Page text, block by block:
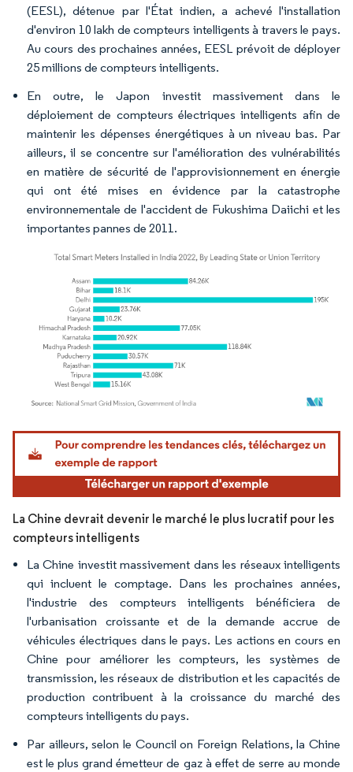
(EESL), détenue par l'État indien, a achevé l'installation
d'environ 10 lakh de compteurs intelligents à travers le pays.
Au cours des prochaines années, EESL prévoit de déployer
25 millions de compteurs intelligents.
En outre, le Japon investit massivement dans le
déploiement de compteurs électriques intelligents afin de
maintenir les dépenses énergétiques à un niveau bas. Par
ailleurs, il se concentre sur l'amélioration des vulnérabilités
en matière de sécurité de l'approvisionnement en énergie
qui ont été mises en évidence par la catastrophe
environnementale de l'accident de Fukushima Daiichi et les
importantes pannes de 2011.
Image © Mordor Intelligence. La réutilisation nécessite une attribution sous CC BY
La Chine devrait devenir le marché le plus lucratif pour les
compteurs intelligents
La Chine investit massivement dans les réseaux intelligents
qui incluent le comptage. Dans les prochaines années,
l'industrie des compteurs intelligents bénéficiera de
l'urbanisation croissante et de la demande accrue de
véhicules électriques dans le pays. Les actions en cours en
Chine pour améliorer les compteurs, les systèmes de
transmission, les réseaux de distribution et les capacités de
production contribuent à la croissance du marché des
compteurs intelligents du pays.
Par ailleurs, selon le Council on Foreign Relations, la Chine
est le plus grand émetteur de gaz à effet de serre au monde